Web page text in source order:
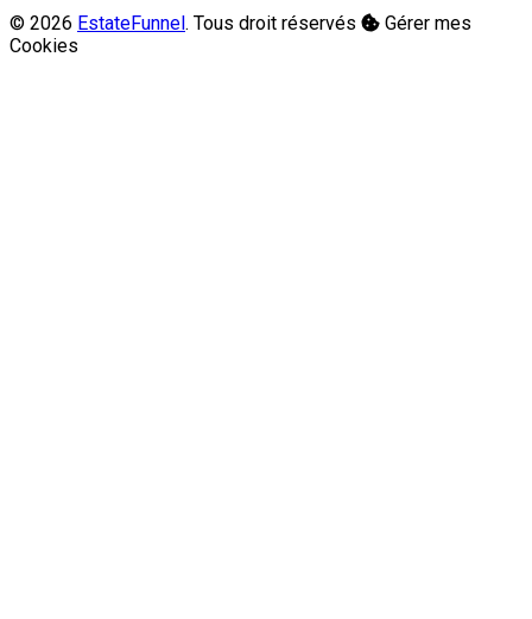
© 2026 EstateFunnel. Tous droit réservés
Gérer mes
Cookies